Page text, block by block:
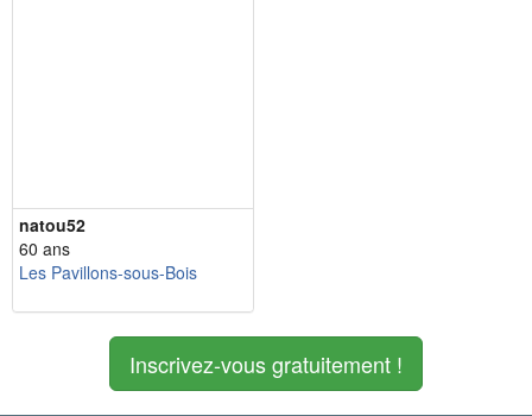
natou52
60 ans
Les Pavillons-sous-Bois
Inscrivez-vous gratuitement !